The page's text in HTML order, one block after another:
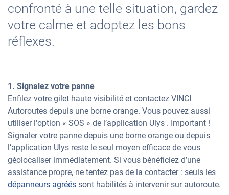
confronté à une telle situation, gardez
votre calme et adoptez les bons
réflexes.
1. Signalez votre panne
Enfilez votre gilet haute visibilité et contactez VINCI
Autoroutes depuis une borne orange. Vous pouvez aussi
utiliser l'option « SOS » de l’application Ulys . Important !
Signaler votre panne depuis une borne orange ou depuis
l’application Ulys reste le seul moyen efficace de vous
géolocaliser immédiatement. Si vous bénéficiez d’une
assistance propre, ne tentez pas de la contacter : seuls les
dépanneurs agréés sont habilités à intervenir sur autoroute.